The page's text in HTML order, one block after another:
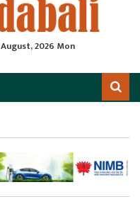
August, 2026 Mon